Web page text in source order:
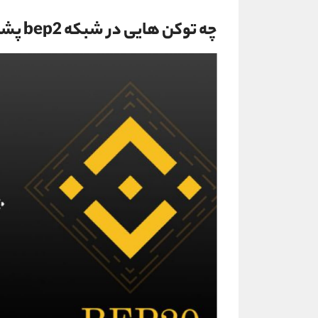
چه توکن هایی در شبکه bep2 پشتیبانی می شود؟